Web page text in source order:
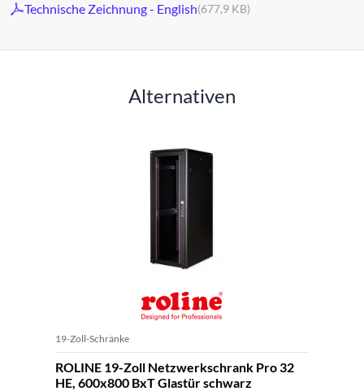
Technische Zeichnung - English(677,9 KB)
Alternativen
19-Zoll-Schränke
ROLINE 19-Zoll Netzwerkschrank Pro 32
HE, 600x800 BxT Glastür schwarz